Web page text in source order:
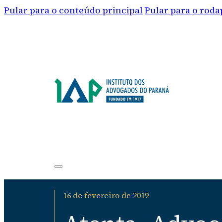
Pular para o conteúdo principalPular para o
16 de fevereiro de 2019